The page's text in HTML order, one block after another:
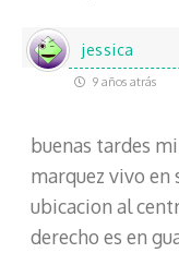
jessica
9 años atrás
buenas tardes
marquez vivo en
ubicacion al
derecho es en